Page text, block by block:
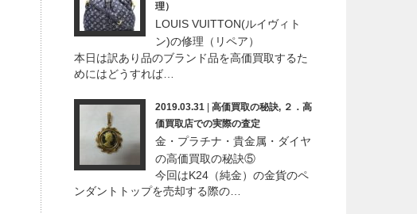
理）
LOUIS VUITTON(ルイヴィト
ン)の修理（リペア）
本日は訳あり品のブランド品を高価買取するた
めにはどうすれば…
2019.03.31 高価買取の秘訣, ２．高
価買取店での実際の査定
金・プラチナ・貴金属・ダイヤ
の高価買取の秘訣⑤
今回はK24（純金）の金貨のペ
ンダントトップを売却する際の…